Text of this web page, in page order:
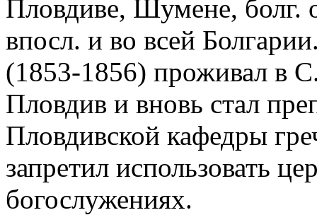
Пловдиве, Шумене, болг.
впосл. и во всей
(1853-1856) проживал в
Пловдив и вновь стал
Пловдивской кафедры
запретил использовать
богослужениях.